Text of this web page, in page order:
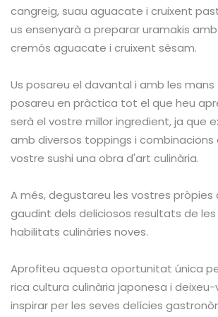
cangreig, suau aguacate i cruixent
us ensenyarà a preparar uramakis
cremós aguacate i cruixent sèsam.
Us posareu el davantal i amb les mans
posareu en pràctica tot el que heu
serà el vostre millor ingredient, ja que
amb diversos toppings i combinacions
vostre sushi una obra d'art culinària.
A més, degustareu les vostres pròpies
gaudint dels deliciosos resultats de
habilitats culinàries noves.
Aprofiteu aquesta oportunitat única
rica cultura culinària japonesa i
inspirar per les seves delícies